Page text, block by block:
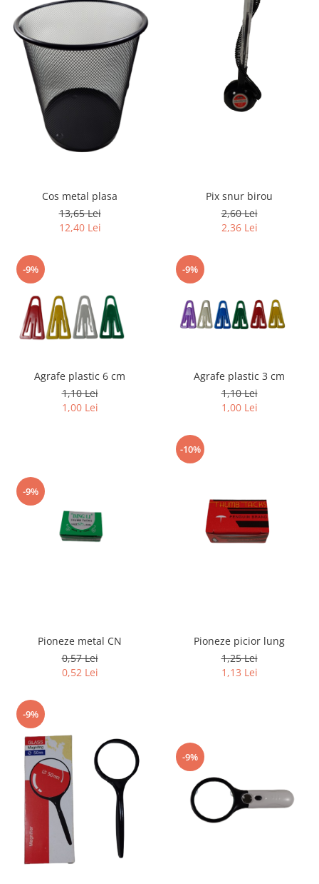
Cos metal plasa
13,65 Lei
12,40 Lei
Pix snur birou
2,60 Lei
2,36 Lei
-9%
Agrafe plastic 6 cm
1,10 Lei
1,00 Lei
-9%
Agrafe plastic 3 cm
1,10 Lei
1,00 Lei
-9%
Pioneze metal CN
0,57 Lei
0,52 Lei
-10%
Pioneze picior lung
1,25 Lei
1,13 Lei
-9%
-9%